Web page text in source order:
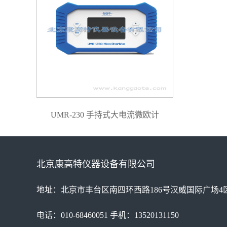
UMR-230 手持式大电流微欧计
北京康高特仪器设备有限公司
地址：北京市丰台区南四环西路186号汉威国际广场4
电话：010-68460051 手机：13520131150